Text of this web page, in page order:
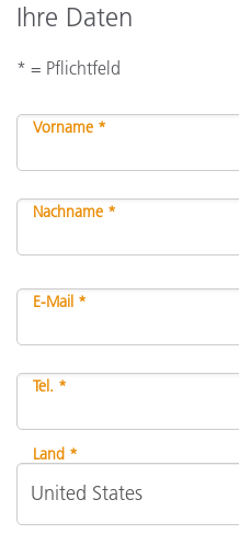
Ihre Daten
* = Pflichtfeld
Vorname *
Nachname *
E-Mail *
Tel. *
Land *